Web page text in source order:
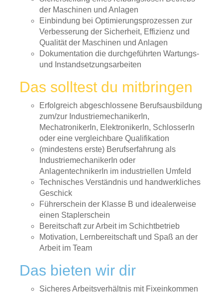
der Maschinen und Anlagen
Einbindung bei Optimierungsprozessen zur
Verbesserung der Sicherheit, Effizienz und
Qualität der Maschinen und Anlagen
Dokumentation die durchgeführten Wartungs-
und Instandsetzungsarbeiten
Das solltest du mitbringen
Erfolgreich abgeschlossene Berufsausbildung
zum/zur IndustriemechanikerIn,
MechatronikerIn, ElektronikerIn, SchlosserIn
oder eine vergleichbare Qualifikation
(mindestens erste) Berufserfahrung als
IndustriemechanikerIn oder
AnlagentechnikerIn im industriellen Umfeld
Technisches Verständnis und handwerkliches
Geschick
Führerschein der Klasse B und idealerweise
einen Staplerschein
Bereitschaft zur Arbeit im Schichtbetrieb
Motivation, Lernbereitschaft und Spaß an der
Arbeit im Team
Das bieten wir dir
Sicheres Arbeitsverhältnis mit Fixeinkommen